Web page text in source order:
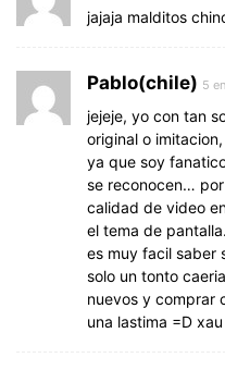
jajaja malditos
Pablo(chile) 5
jejeje, yo con tan
original o imitacion,
ya que soy
se reconocen…
calidad de video
el tema de pantalla.
es muy facil saber
solo un tonto
nuevos y comprar
una lastima =D